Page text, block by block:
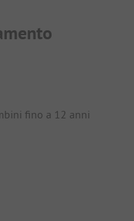
fino a 12 anni